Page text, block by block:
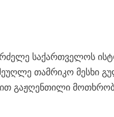
საქართველოს
თამრიკო მესხი
გაჟღენთილი